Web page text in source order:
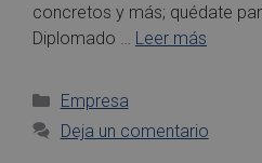
concretos y más; quédate
Diplomado … Leer más
Empresa
Deja un comentario